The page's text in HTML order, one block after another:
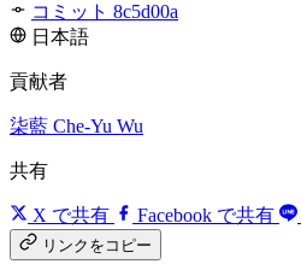
コミット 8c5d00a
日本語
貢献者
柒藍 Che-Yu Wu
共有
X で共有 Facebook で共有
リンクをコピー